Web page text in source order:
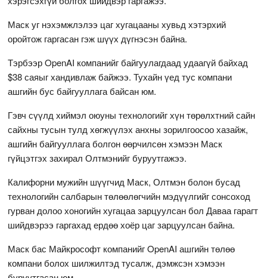
Маск уг нэхэмжлэлээ цаг хугацааны хувьд хэтэрхий
оройтож гаргасан гэж шүүх дүгнэсэн байна.
Тэрбээр OpenAI компанийг байгуулагдаад удаагүй байхад
$38 саяыг хандивлаж байжээ. Тухайн үед тус компани
ашгийн бус байгууллага байсан юм.
Гэвч сүүлд хиймэл оюуны технологийг хүн төрөлхтний сайн
сайхны тусын тулд хөгжүүлэх анхны зорилгоосоо хазайж,
ашгийн байгууллага болгон өөрчилсөн хэмээн Маск
гүйцэтгэх захирал Олтмэнийг буруутгажээ.
Калифорни мужийн шүүгчид Маск, Олтмэн болон бусад
технологийн салбарын төлөөлөгчийн мэдүүлгийг сонсоход
гурван долоо хоногийн хугацаа зарцуулсан бол Даваа гарагт
шийдвэрээ гаргахад ердөө хоёр цаг зарцуулсан байна.
Маск бас Майкрософт компанийг OpenAI ашгийн төлөө
компани болох шилжилтэд тусалж, дэмжсэн хэмээн